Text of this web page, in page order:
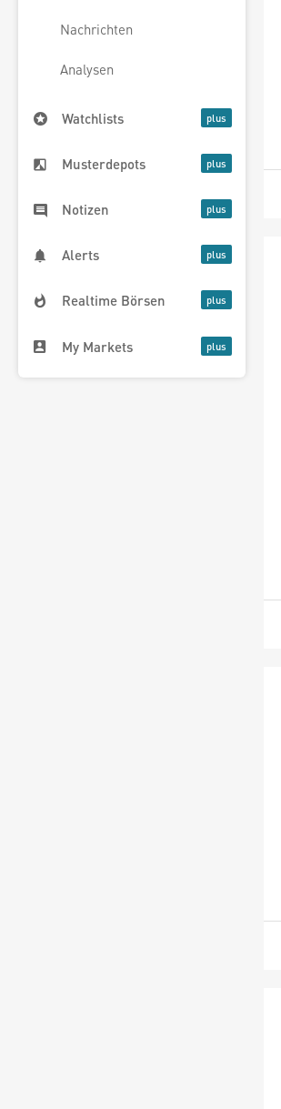
Nachrichten
Analysen
Watchlists
Musterdepots
Notizen
Alerts
Realtime Börsen
My Markets